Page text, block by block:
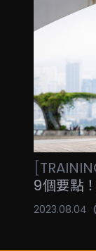
[
9個要點
2023.08.04